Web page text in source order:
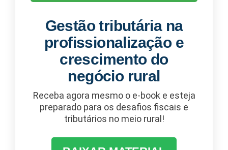
Gestão tributária na
profissionalização e
crescimento do
negócio rural
Receba agora mesmo o e-book e esteja
preparado para os desafios fiscais e
tributários no meio rural!